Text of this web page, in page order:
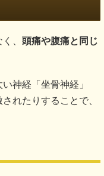
、 頭痛や腹痛と同じ
神経「坐骨神経」
れたりすることで、